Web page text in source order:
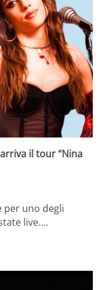
il tour “Nina
per uno degli
live.…